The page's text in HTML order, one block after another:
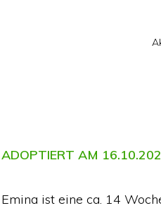
ADOPTIERT AM
Emina ist eine ca. 14